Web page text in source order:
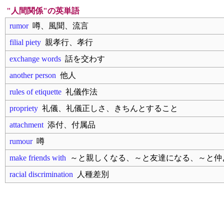
"人間関係"の英単語
rumor噂、風聞、流言
filial piety 親孝行、孝行
exchange words 話を交わす
another person 他人
rules of etiquette 礼儀作法
propriety 礼儀、礼儀正しさ、きちんとすること
attachment 添付、付属品
rumour噂
make friends with ～と親しくなる、～と友達になる、～と仲
racial discrimination 人種差別